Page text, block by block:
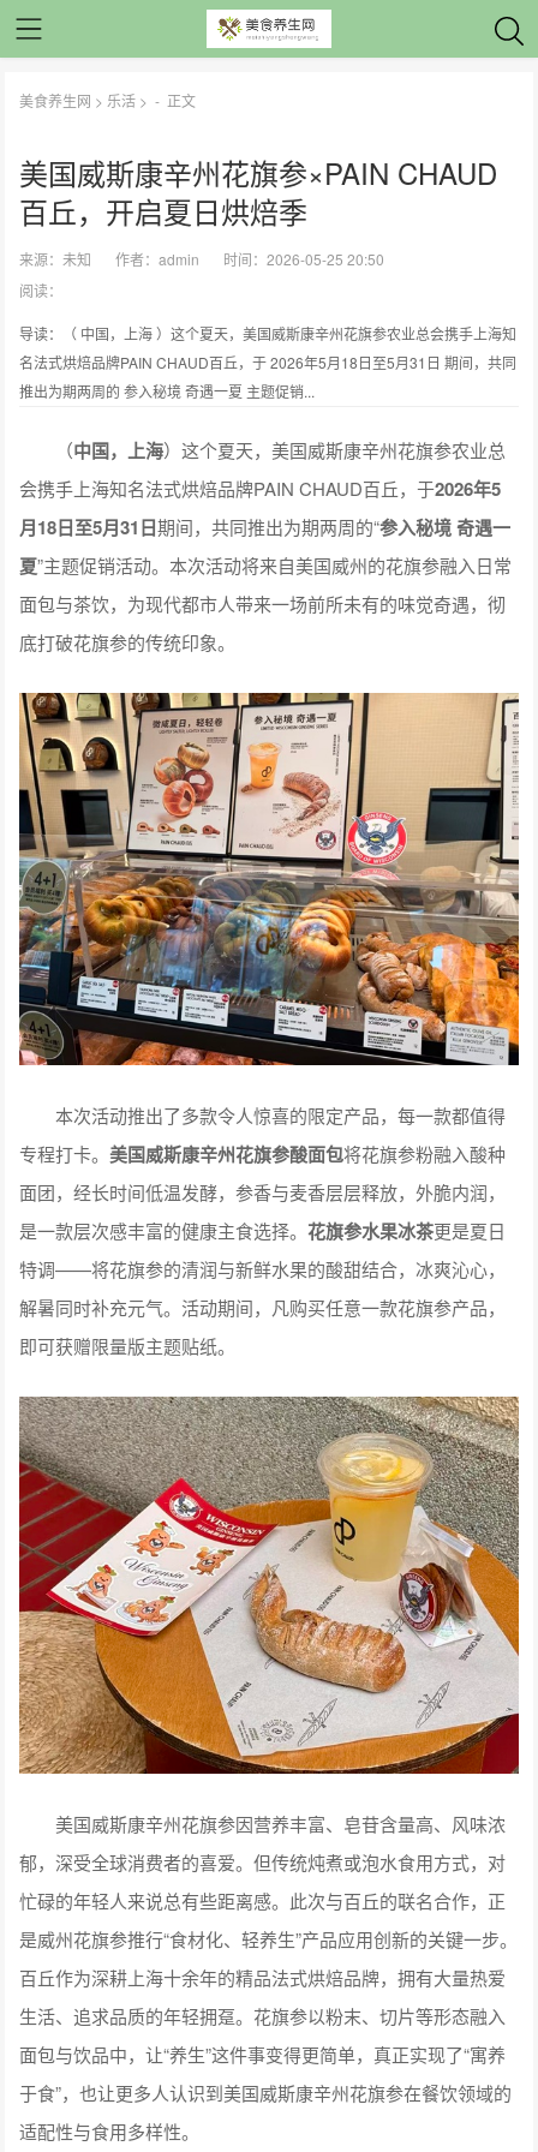
美食养生网 > 乐活 > - 正文
美国威斯康辛州花旗参×PAIN CHAUD
百丘，开启夏日烘焙季
来源：未知 作者：admin
时间：2026-05-25 20:50
阅读：
导读：（ 中国，上海 ）这个夏天，美国威斯康辛州花旗参农业总会携手上海知
名法式烘焙品牌PAIN CHAUD百丘，于 2026年5月18日至5月31日 期间，共同
推出为期两周的 参入秘境 奇遇一夏 主题促销...
（中国，上海）这个夏天，美国威斯康辛州花旗参农业总
会携手上海知名法式烘焙品牌PAIN CHAUD百丘，于2026年5
月18日至5月31日期间，共同推出为期两周的“参入秘境 奇遇一
夏”主题促销活动。本次活动将来自美国威州的花旗参融入日常
面包与茶饮，为现代都市人带来一场前所未有的味觉奇遇，彻
底打破花旗参的传统印象。
本次活动推出了多款令人惊喜的限定产品，每一款都值得
专程打卡。美国威斯康辛州花旗参酸面包将花旗参粉融入酸种
面团，经长时间低温发酵，参香与麦香层层释放，外脆内润，
是一款层次感丰富的健康主食选择。花旗参水果冰茶更是夏日
特调——将花旗参的清润与新鲜水果的酸甜结合，冰爽沁心，
解暑同时补充元气。活动期间，凡购买任意一款花旗参产品，
即可获赠限量版主题贴纸。
美国威斯康辛州花旗参因营养丰富、皂苷含量高、风味浓
郁，深受全球消费者的喜爱。但传统炖煮或泡水食用方式，对
忙碌的年轻人来说总有些距离感。此次与百丘的联名合作，正
是威州花旗参推行“食材化、轻养生”产品应用创新的关键一步。
百丘作为深耕上海十余年的精品法式烘焙品牌，拥有大量热爱
生活、追求品质的年轻拥趸。花旗参以粉末、切片等形态融入
面包与饮品中，让“养生”这件事变得更简单，真正实现了“寓养
于食”，也让更多人认识到美国威斯康辛州花旗参在餐饮领域的
适配性与食用多样性。